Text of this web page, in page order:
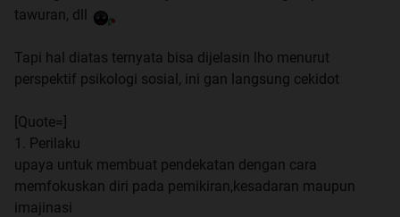
tawuran, dll
Tapi hal diatas ternyata bisa dijelasin lho menurut
perspektif psikologi sosial, ini gan langsung cekidot
[Quote=]
1. Perilaku
upaya untuk membuat pendekatan dengan cara
memfokuskan diri pada pemikiran,kesadaran maupun
imajinasi